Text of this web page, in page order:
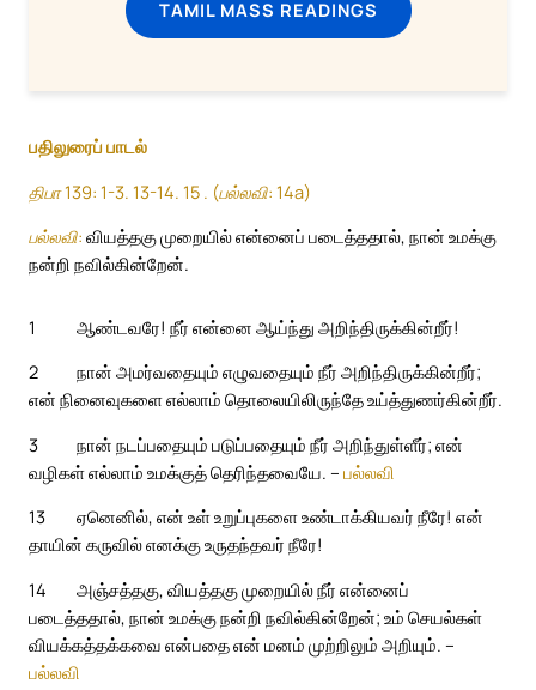
TAMIL MASS READINGS
பதிலுரைப் பாடல்
திபா 139: 1-3. 13-14. 15 . (பல்லவி: 14a)
பல்லவி: வியத்தகு முறையில் என்னைப் படைத்ததால், நான் உமக்கு
நன்றி நவில்கின்றேன்.
1
ஆண்டவரே! நீர் என்னை ஆய்ந்து அறிந்திருக்கின்றீர்!
2
நான் அமர்வதையும் எழுவதையும் நீர் அறிந்திருக்கின்றீர்;
என் நினைவுகளை எல்லாம் தொலையிலிருந்தே உய்த்துணர்கின்றீர்.
3
நான் நடப்பதையும் படுப்பதையும் நீர் அறிந்துள்ளீர்; என்
வழிகள் எல்லாம் உமக்குத் தெரிந்தவையே. – பல்லவி
13
ஏனெனில், என் உள் உறுப்புகளை உண்டாக்கியவர் நீரே! என்
தாயின் கருவில் எனக்கு உருதந்தவர் நீரே!
14
அஞ்சத்தகு, வியத்தகு முறையில் நீர் என்னைப்
படைத்ததால், நான் உமக்கு நன்றி நவில்கின்றேன்; உம் செயல்கள்
வியக்கத்தக்கவை என்பதை என் மனம் முற்றிலும் அறியும். –
பல்லவி